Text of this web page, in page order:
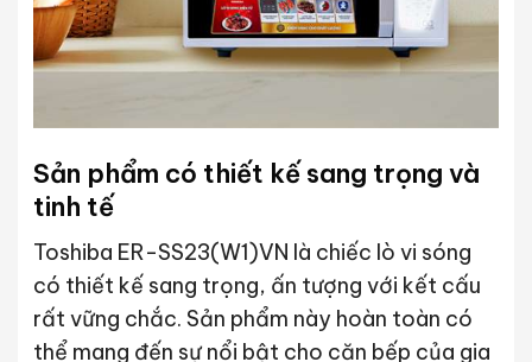
Sản phẩm có thiết kế sang trọng và
tinh tế
Toshiba ER-SS23(W1)VN là chiếc lò vi sóng
có thiết kế sang trọng, ấn tượng với kết cấu
rất vững chắc. Sản phẩm này hoàn toàn có
thể mang đến sự nổi bật cho căn bếp của gia